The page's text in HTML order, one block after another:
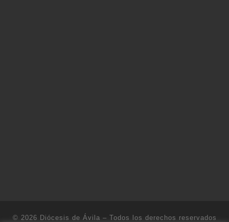
© 2026 Diócesis de Ávila – Todos los derechos reservados